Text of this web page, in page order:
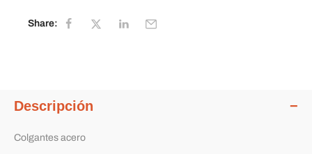
Share:
Descripción
Colgantes acero